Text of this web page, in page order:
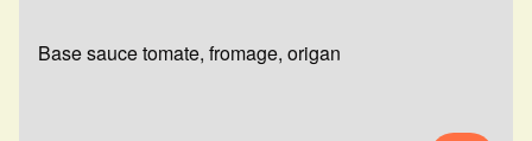
Base sauce tomate, fromage, origan